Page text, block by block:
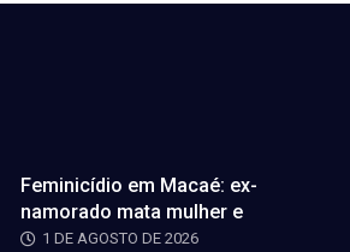
Feminicídio em Macaé: ex-
namorado mata mulher e
1 DE AGOSTO DE 2026